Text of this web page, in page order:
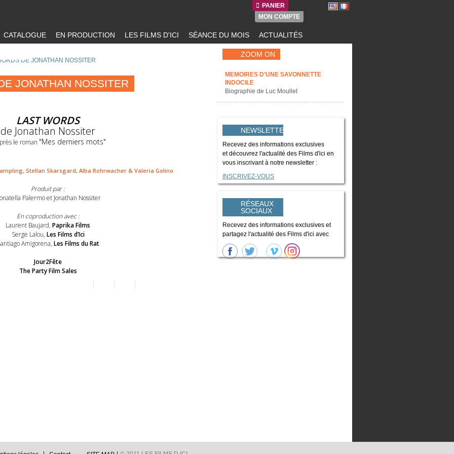
PANIER
MON COMPTE
CATALOGUE EN PRODUCTION LES FILMS D'ICI SÉANCE DU MOIS ACTUALITÉS
DE JONATHAN NOSSITER
JONATHAN NOSSITER
LAST WORDS
de Jonathan Nossiter
le roman "Mes derniers mots"
Stellan Skarsgard, Alba Rohrwacher & Valeria Golino
Produit par :
Palermo et Jonathan Nossiter
En coproduction avec :
Laurent Baujard, Paprika Films
Serge Lalou, Les Films d’Ici
Amigorena, Les Films du Rat
Jour2Fête
The Party Film Sales
ZOOM ON
MEMOIRES D'UNE SAVONNETTE
INDOCILE
Biographie de Luc Moullet
NEWSLETTER
Recevez des informations exclusives
et découvrez l'actualité des Films d'ici en
vous inscrivant à notre newsletter :
INSCRIVEZ-VOUS
RÉSEAUX
SOCIAUX
Recevez des informations exclusives et
partagez l'actualité des Films d'ici avec